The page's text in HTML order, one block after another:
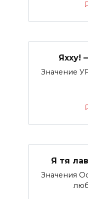
Яхху!
Значение
Я тя
Значения